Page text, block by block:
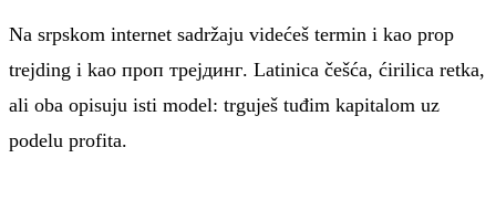
Na srpskom internet sadržaju videćeš termin i kao prop
trejding i kao проп трејдинг. Latinica češća, ćirilica retka,
ali oba opisuju isti model: trguješ tuđim kapitalom uz
podelu profita.